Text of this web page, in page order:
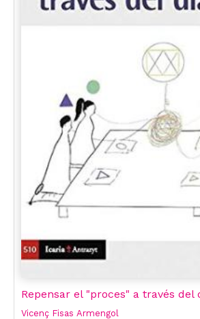
Repensar el "proces" a través del
Vicenç Fisas Armengol